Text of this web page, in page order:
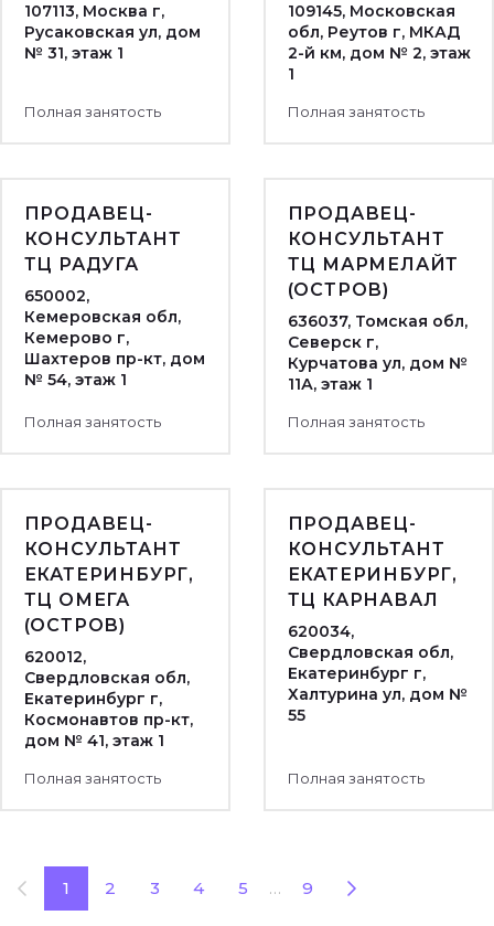
107113, Москва г,
Русаковская ул, дом
№ 31, этаж 1
Полная занятость
109145, Московская
обл, Реутов г, МКАД
2-й км, дом № 2, этаж
1
Полная занятость
ПРОДАВЕЦ-
КОНСУЛЬТАНТ
ТЦ РАДУГА
650002,
Кемеровская обл,
Кемерово г,
Шахтеров пр-кт, дом
№ 54, этаж 1
Полная занятость
ПРОДАВЕЦ-
КОНСУЛЬТАНТ
ТЦ МАРМЕЛАЙТ
(ОСТРОВ)
636037, Томская обл,
Северск г,
Курчатова ул, дом №
11А, этаж 1
Полная занятость
ПРОДАВЕЦ-
КОНСУЛЬТАНТ
ЕКАТЕРИНБУРГ,
ТЦ ОМЕГА
(ОСТРОВ)
620012,
Свердловская обл,
Екатеринбург г,
Космонавтов пр-кт,
дом № 41, этаж 1
Полная занятость
ПРОДАВЕЦ-
КОНСУЛЬТАНТ
ЕКАТЕРИНБУРГ,
ТЦ КАРНАВАЛ
620034,
Свердловская обл,
Екатеринбург г,
Халтурина ул, дом №
55
Полная занятость
1 2 3 4 5 … 9